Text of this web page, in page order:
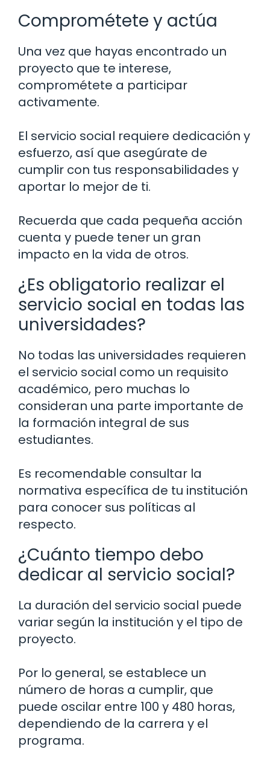
Comprométete y actúa
Una vez que hayas encontrado un
proyecto que te interese,
comprométete a participar
activamente.
El servicio social requiere dedicación y
esfuerzo, así que asegúrate de
cumplir con tus responsabilidades y
aportar lo mejor de ti.
Recuerda que cada pequeña acción
cuenta y puede tener un gran
impacto en la vida de otros.
¿Es obligatorio realizar el
servicio social en todas las
universidades?
No todas las universidades requieren
el servicio social como un requisito
académico, pero muchas lo
consideran una parte importante de
la formación integral de sus
estudiantes.
Es recomendable consultar la
normativa específica de tu institución
para conocer sus políticas al
respecto.
¿Cuánto tiempo debo
dedicar al servicio social?
La duración del servicio social puede
variar según la institución y el tipo de
proyecto.
Por lo general, se establece un
número de horas a cumplir, que
puede oscilar entre 100 y 480 horas,
dependiendo de la carrera y el
programa.